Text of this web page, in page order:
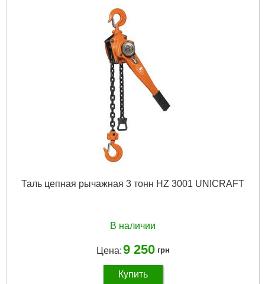
Подробнее...
Таль цепная рычажная 3 тонн HZ 3001 UNICRAFT
В наличии
Цена:9 250 грн
Купить